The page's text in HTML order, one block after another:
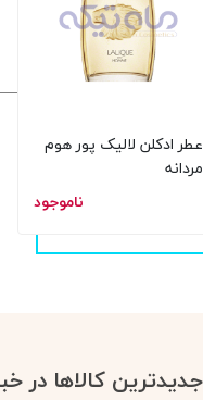
عطر ادکلن لالیک پور هوم
مردانه
ناموجود
کالاها در